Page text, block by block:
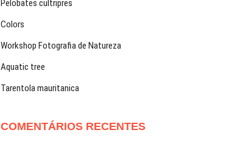
Pelobates cultripres
Colors
Workshop Fotografia de Natureza
Aquatic tree
Tarentola mauritanica
COMENTÁRIOS RECENTES